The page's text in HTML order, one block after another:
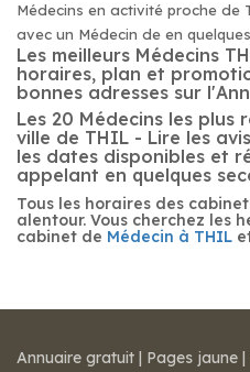
Médecins en activité proche de
avec un Médecin de en
Les meilleurs Médecins
horaires, plan et
bonnes adresses sur
Les 20 Médecins les plus
ville de THIL - Lire les
les dates disponibles et
appelant en quelques
Tous les horaires des
alentour. Vous cherchez les
cabinet de Médecin à THIL
Annuaire gratuit | Pages jaune |